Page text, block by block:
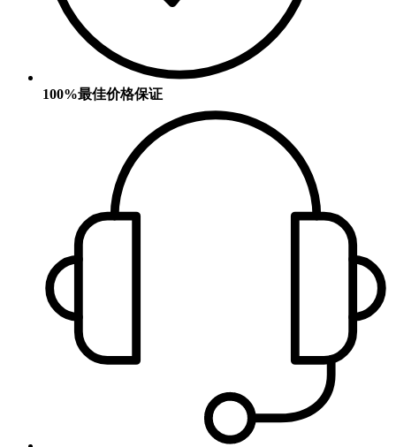
100%最佳价格保证